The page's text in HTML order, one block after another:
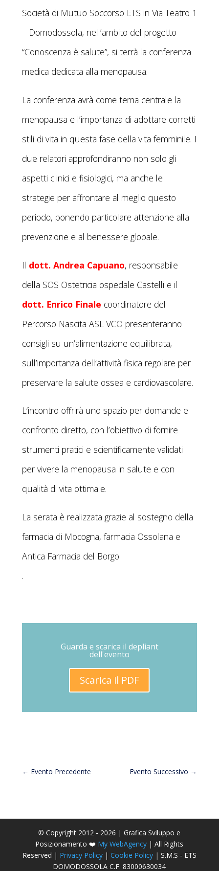
Società di Mutuo Soccorso ETS in Via Teatro 1
– Domodossola, nell’ambito del progetto
“Conoscenza è salute”, si terrà la conferenza
medica dedicata alla menopausa.
La conferenza avrà come tema centrale la
menopausa e l’importanza di adottare corretti
stili di vita in questa fase della vita femminile. I
due relatori approfondiranno non solo gli
aspetti clinici e fisiologici, ma anche le
strategie per affrontare al meglio questo
periodo, ponendo particolare attenzione alla
prevenzione e al benessere globale.
Il dott. Andrea Capuano, responsabile
della SOS Ostetricia ospedale Castelli e il
dott. Enrico Finale coordinatore del
Percorso Nascita ASL VCO presenteranno
consigli su un’alimentazione equilibrata,
sull’importanza dell’attività fisica regolare per
preservare la salute ossea e cardiovascolare.
L’incontro offrirà uno spazio per domande e
confronto diretto, con l’obiettivo di fornire
strumenti pratici e scientificamente validati
per vivere la menopausa in salute e con
qualità di vita ottimale.
La serata è realizzata grazie al sostegno della
farmacia di Mocogna, farmacia Ossolana e
Antica Farmacia del Borgo.
.
Guarda e scarica il depliant
dell'evento
Scarica il PDF
← Evento Precedente Evento Successivo →
© Copyright 2012 - 2026 | Grafica Sviluppo e
Posizionamento ❤️ My WebAgency | All Rights
Reserved | Privacy Policy| Cookie Policy| S.M.S - ETS
DOMODOSSOLA C.F. 83000630034